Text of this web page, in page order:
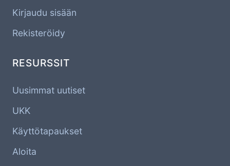
Kirjaudu sisään
Rekisteröidy
RESURSSIT
Uusimmat uutiset
UKK
Käyttötapaukset
Aloita